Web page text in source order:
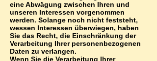
eine Abwägung zwischen Ihren und
unseren Interessen vorgenommen
werden. Solange noch nicht feststeht,
wessen Interessen überwiegen, haben
Sie das Recht, die Einschränkung der
Verarbeitung Ihrer personenbezogenen
Daten zu verlangen.
Wenn Sie die Verarbeitung Ihrer